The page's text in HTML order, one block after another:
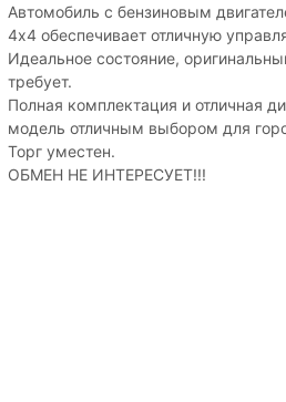
Автомобиль с бензиновым
4х4 обеспечивает отличную
Идеальное состояние,
требует.
Полная комплектация и отличная
модель отличным выбором для
Торг уместен.
ОБМЕН НЕ ИНТЕРЕСУЕТ!!!